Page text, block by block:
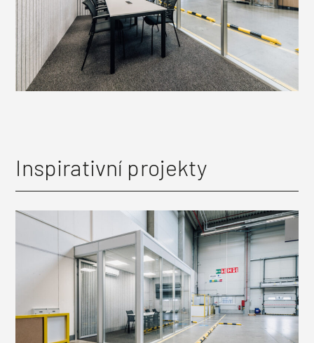
Inspirativní projekty